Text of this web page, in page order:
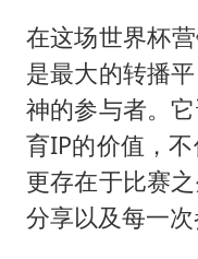
在这场世界杯
是最大的转播
神的参与者。
育IP的价值，
更存在于比赛
分享以及每一次